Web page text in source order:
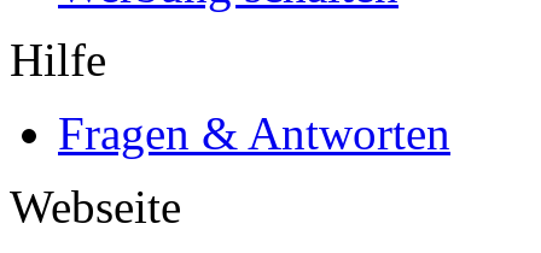
Hilfe
Fragen & Antworten
Webseite